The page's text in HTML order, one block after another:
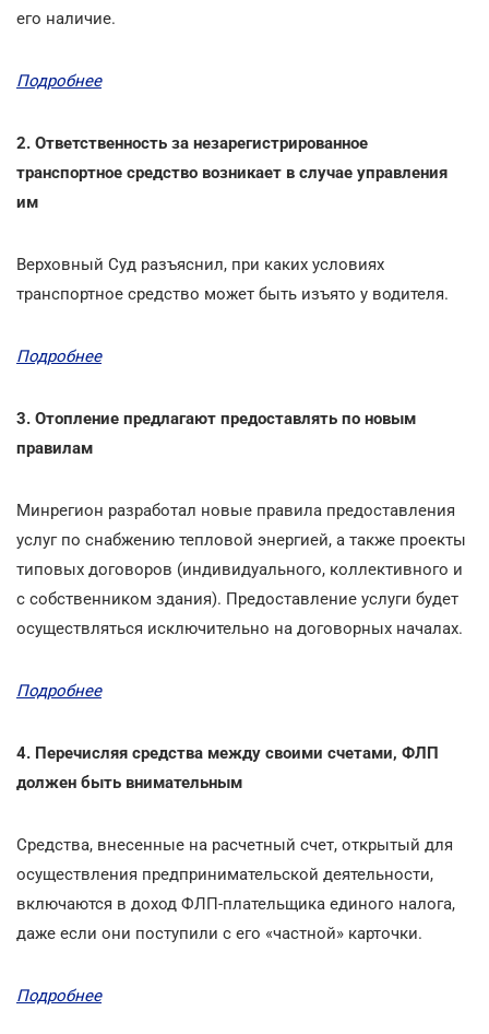
его наличие.
Подробнее
2. Ответственность за незарегистрированное
транспортное средство возникает в случае управления
им
Верховный Суд разъяснил, при каких условиях
транспортное средство может быть изъято у водителя.
Подробнее
3. Отопление предлагают предоставлять по новым
правилам
Минрегион разработал новые правила предоставления
услуг по снабжению тепловой энергией, а также проекты
типовых договоров (индивидуального, коллективного и
с собственником здания). Предоставление услуги будет
осуществляться исключительно на договорных началах.
Подробнее
4. Перечисляя средства между своими счетами, ФЛП
должен быть внимательным
Средства, внесенные на расчетный счет, открытый для
осуществления предпринимательской деятельности,
включаются в доход ФЛП-плательщика единого налога,
даже если они поступили с его «частной» карточки.
Подробнее